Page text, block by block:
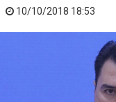
10/10/2018 18:53